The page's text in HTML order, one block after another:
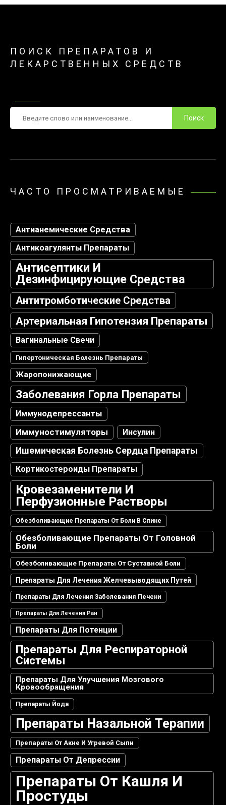
ПОИСК ПРЕПАРАТОВ И
ЛЕКАРСТВЕННЫХ СРЕДСТВ
ЧАСТО ПРОСМАТРИВАЕМЫЕ
Антианемические Средства
Антикоагулянты Препараты
Антисептики И
Дезинфицирующие Средства
Антитромботические Средства
Артериальная Гипотензия Препараты
Вагинальные Свечи
Гипертоническая Болезнь Препараты
Жаропонижающие
Заболевания Горла Препараты
Иммунодепрессанты
Иммуностимуляторы Инсулин
Ишемическая Болезнь Сердца Препараты
Кортикостероиды Препараты
Кровезаменители И
Перфузионные Растворы
Обезболивающие Препараты От Боли В Спине
Обезболивающие Препараты От Головной
Боли
Обезболивающие Препараты От Суставной Боли
Препараты Для Лечения Желчевыводящих Путей
Препараты Для Лечения Заболевания Печени
Препараты Для Лечения Ран
Препараты Для Потенции
Препараты Для Респираторной
Системы
Препараты Для Улучшения Мозгового
Кровообращения
Препараты Йода
Препараты Назальной Терапии
Препараты От Акне И Угревой Сыпи
Препараты От Депрессии
Препараты От Кашля И
Простуды